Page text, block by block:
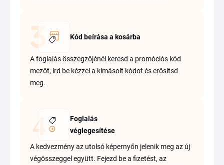
Kód beírása a kosárba
A foglalás összegzőjénél keresd a promóciós kód
mezőt, írd be kézzel a kimásolt kódot és erősítsd
meg.
Foglalás
véglegesítése
A kedvezmény az utolsó képernyőn jelenik meg az új
végösszeggel együtt. Fejezd be a fizetést, az